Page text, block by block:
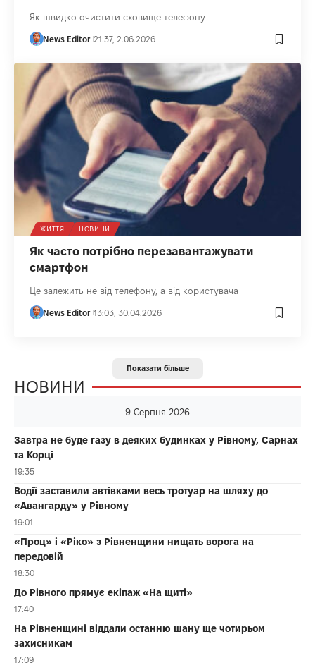
Як швидко очистити сховище телефону
News Editor 21:37, 2.06.2026
ЖИТТЯ НОВИНИ
Як часто потрібно перезавантажувати
смартфон
Це залежить не від телефону, а від користувача
News Editor 13:03, 30.04.2026
Показати більше
НОВИНИ
9 Серпня 2026
Завтра не буде газу в деяких будинках у Рівному, Сарнах
та Корці
19:35
Водії заставили автівками весь тротуар на шляху до
«Авангарду» у Рівному
19:01
«Проц» і «Ріко» з Рівненщини нищать ворога на
передовій
18:30
До Рівного прямує екіпаж «На щиті»
17:40
На Рівненщині віддали останню шану ще чотирьом
захисникам
17:09